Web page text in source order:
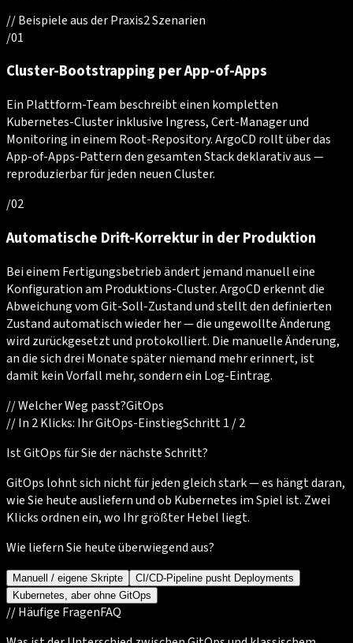
//Beispiele aus der Praxis2Szenarien
/01
Cluster-Bootstrapping per App-of-Apps
Ein Plattform-Team beschreibt einen kompletten
Kubernetes-Cluster inklusive Ingress, Cert-Manager und
Monitoring in einem Root-Repository. ArgoCD rollt über das
App-of-Apps-Pattern den gesamten Stack deklarativ aus —
reproduzierbar für jeden neuen Cluster.
/02
Automatische Drift-Korrektur in der Produktion
Bei einem Fertigungsbetrieb ändert jemand manuell eine
Konfiguration am Produktions-Cluster. ArgoCD erkennt die
Abweichung vom Git-Soll-Zustand und stellt den definierten
Zustand automatisch wieder her — die ungewollte Änderung
wird zurückgesetzt und protokolliert. Die manuelle Änderung,
an die sich drei Monate später niemand mehr erinnert, ist
damit kein Vorfall mehr, sondern ein Log-Eintrag.
//Welcher Weg passt?GitOps
//In 2 Klicks: Ihr GitOps-EinstiegSchritt 1 / 2
Ist GitOps für Sie der nächste Schritt?
GitOps lohnt sich nicht für jeden gleich stark — es hängt daran,
wie Sie heute ausliefern und ob Kubernetes im Spiel ist. Zwei
Klicks ordnen ein, wo Ihr größter Hebel liegt.
Wie liefern Sie heute überwiegend aus?
Manuell / eigene Skripte
CI/CD-Pipeline pusht Deployments
Kubernetes, aber ohne GitOps
//Häufige FragenFAQ